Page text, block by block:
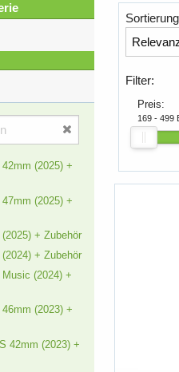
Filter:
Preis:
169 - 499
(2025) +
(2025) +
+ Zubehör
+ Zubehör
(2024) +
(2023) +
42mm (2023) +